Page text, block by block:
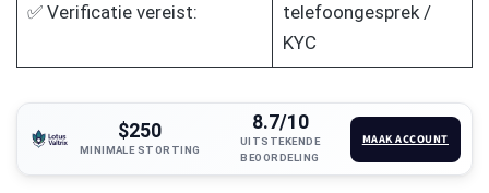
✅ Verificatie vereist:
telefoongesprek /
KYC
$250
MINIMALE STORTING
8.7/10
UITSTEKENDE
BEOORDELING
MAAK ACCOUNT